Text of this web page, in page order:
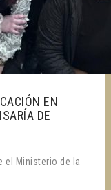
EN
DE
el Ministerio de la